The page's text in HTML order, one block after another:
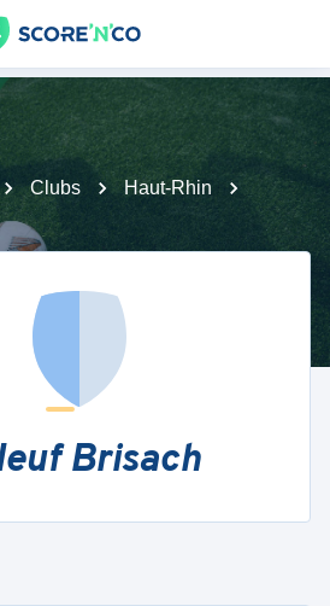
Clubs
Haut-Rhin
Brisach